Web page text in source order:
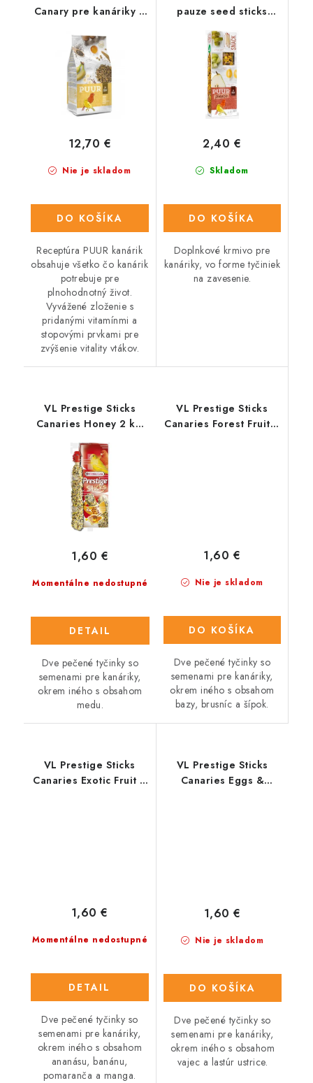
Canary pre kanáriky 2
Nie je skladom
12,70 €
DO KOŠÍKA
Receptúra PUUR kanárik
obsahuje všetko čo kanárik
potrebuje pre
plnohodnotný život.
Vyvážené zloženie s
pridanými vitamínmi a
stopovými prvkami pre
zvýšenie vitality vtákov.
pauze seed sticks
tyčinky s ovocím 60 g
Skladom
2,40 €
DO KOŠÍKA
Doplnkové krmivo pre
kanáriky, vo forme tyčiniek
na zavesenie.
VL Prestige Sticks
Canaries Honey 2 ks-
kanáriky 60 g
Momentálne nedostupné
1,60 €
DETAIL
Dve pečené tyčinky so
semenami pre kanáriky,
okrem iného s obsahom
medu.
VL Prestige Sticks
Canaries Forest Fruit 2
Nie je skladom
1,60 €
DO KOŠÍKA
Dve pečené tyčinky so
semenami pre kanáriky,
okrem iného s obsahom
bazy, brusníc a šípok.
VL Prestige Sticks
Canaries Exotic Fruit 2
Momentálne nedostupné
1,60 €
DETAIL
Dve pečené tyčinky so
semenami pre kanáriky,
okrem iného s obsahom
ananásu, banánu,
pomaranča a manga.
VL Prestige Sticks
Canaries Eggs &
Nie je skladom
1,60 €
DO KOŠÍKA
Dve pečené tyčinky so
semenami pre kanáriky,
okrem iného s obsahom
vajec a lastúr ustrice.